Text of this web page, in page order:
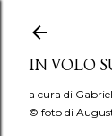
IN VOLO
a cura di
© foto di